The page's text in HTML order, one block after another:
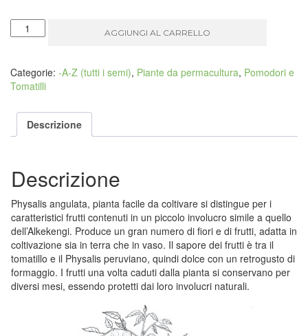
Physalis
angulata
angoloso)
quantità
AGGIUNGI AL CARRELLO
Categorie: -A-Z (tutti i semi), Piante da permacultura, Pomodori e
Tomatilli
Descrizione
Descrizione
Physalis angulata, pianta facile da coltivare si distingue per i
caratteristici frutti contenuti in un piccolo involucro simile a quello
dell’Alkekengi. Produce un gran numero di fiori e di frutti, adatta in
coltivazione sia in terra che in vaso. Il sapore dei frutti è tra il
tomatillo e il Physalis peruviano, quindi dolce con un retrogusto di
formaggio. I frutti una volta caduti dalla pianta si conservano per
diversi mesi, essendo protetti dai loro involucri naturali.